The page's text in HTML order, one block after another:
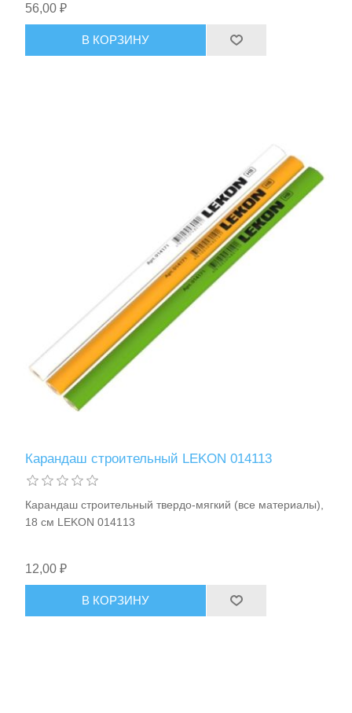
56,00 ₽
В КОРЗИНУ
Карандаш строительный LEKON 014113
Карандаш строительный твердо-мягкий (все материалы),
18 см LEKON 014113
12,00 ₽
В КОРЗИНУ